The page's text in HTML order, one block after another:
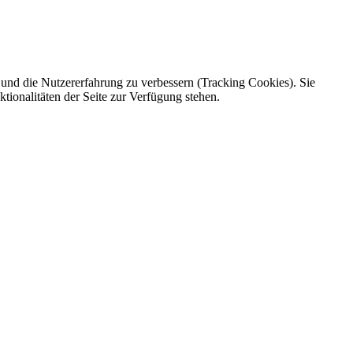
die Nutzererfahrung zu verbessern (Tracking Cookies). Sie
der Seite zur Verfügung stehen.